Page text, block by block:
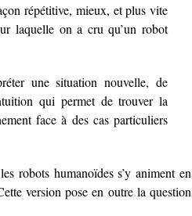
répétitive, mieux, et plus vite
laquelle on a cru qu’un robot
une situation nouvelle, de
qui permet de trouver la
face à des cas particuliers
robots humanoïdes s’y animent en
version pose en outre la question